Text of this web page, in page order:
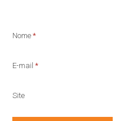
Nome *
E-mail *
Site